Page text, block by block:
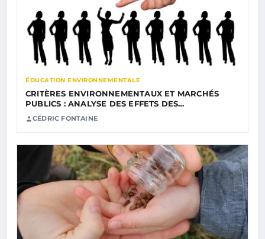
ÉDUCATION ENVIRONNEMENTALE
CRITÈRES ENVIRONNEMENTAUX ET MARCHÉS
PUBLICS : ANALYSE DES EFFETS DES…
CÉDRIC FONTAINE